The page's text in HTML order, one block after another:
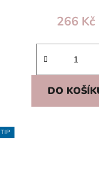
266 Kč
DO
TIP